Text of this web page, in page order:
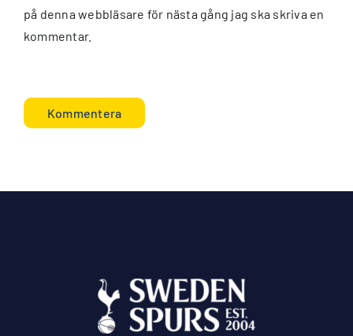
på denna webbläsare för nästa gång jag ska skriva en
kommentar.